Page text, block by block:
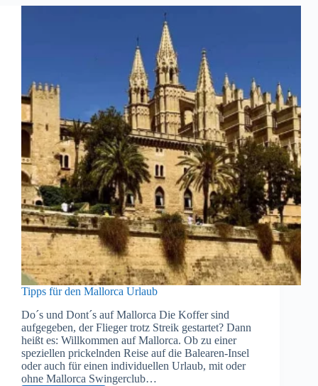
Tipps für den Mallorca Urlaub
Do´s und Dont´s auf Mallorca Die Koffer sind
aufgegeben, der Flieger trotz Streik gestartet? Dann
heißt es: Willkommen auf Mallorca. Ob zu einer
speziellen prickelnden Reise auf die Balearen-Insel
oder auch für einen individuellen Urlaub, mit oder
ohne Mallorca Swingerclub…